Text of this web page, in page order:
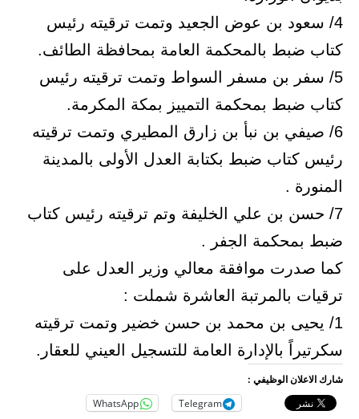
4/ سعود بن عوض الجعيد وتمت ترقيته رئيس
كتاب ضبط بالمحكمة العامة بمحافظة الطائف.
5/ سفر بن مسفر السواط وتمت ترقيته رئيس
كتاب ضبط بمحكمة التمييز بمكة المكرمة.
6/ صيفي بن نبأ بن زارق المطيري وتمت ترقيته
رئيس كتاب ضبط بكتابة العدل الأولى بالمدينة
المنورة .
7/ حسن بن علي الخليفة وتم ترقيته رئيس كتاب
ضبط بمحكمة الجفر .
كما صدرت موافقة معالي وزير العدل على
ترقيات بالمرتبة العاشرة شملت :
1/ يحيى بن محمد بن حسن خضير وتمت ترقيته
سكرتيراً بالإدارة العامة للتسجيل العيني للعقار.
شارك الاعلان الوظيفي :
Telegram
WhatsApp